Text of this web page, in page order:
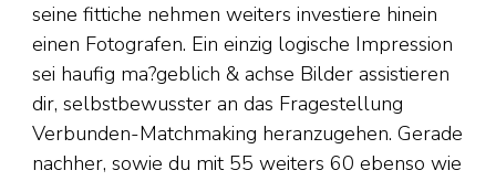
seine fittiche nehmen weiters investiere hinein
einen Fotografen. Ein einzig logische Impression
sei haufig ma?geblich & achse Bilder assistieren
dir, selbstbewusster an das Fragestellung
Verbunden-Matchmaking heranzugehen. Gerade
nachher, sowie du mit 55 weiters 60 ebenso wie